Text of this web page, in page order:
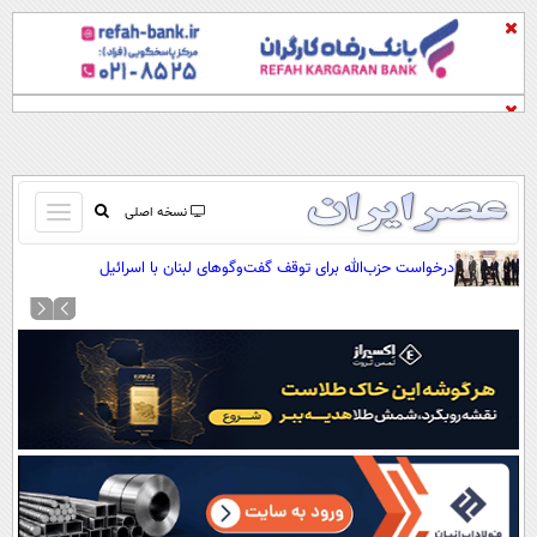
نسخه اصلی
باز
و
کردن
صفحه اول
آرشیو
نظرسنجی
آب و هوا
اوقات شرعی
سواد زندگی
درخواست حزب‌الله برای توقف گفت‌وگوهای لبنان با اسرائیل